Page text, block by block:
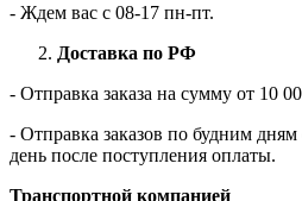
- Ждем вас c 08-17 пн-пт.
Доставка по РФ
- Отправка заказа на сумму от 10
- Отправка заказов по будним
день после поступления оплаты.
Транспортной компанией